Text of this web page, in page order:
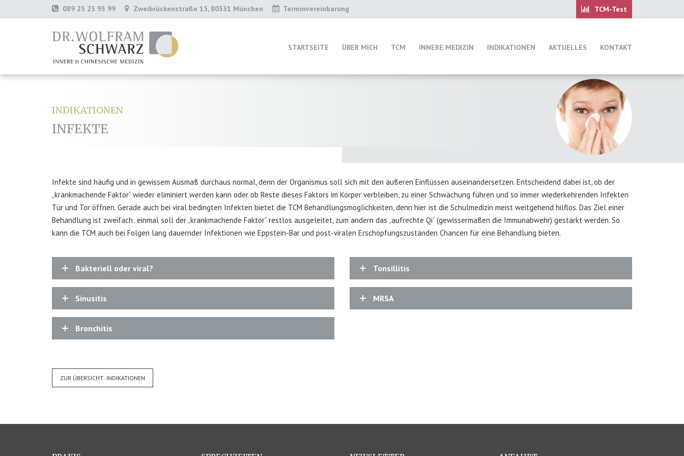
089 23 23 93 99 Zweibrückenstraße 15, 80331 München Terminvereinbarung
STARTSEITE ÜBER MICH TCM INNERE MEDIZIN INDIKATIONEN AKTUELLES KONTAKT
INDIKATIONEN
INFEKTE
Infekte sind häufig und in gewissem Ausmaß durchaus normal, denn der Organismus soll sich mit den äußeren Einflüssen auseinandersetzen. Entscheidend dabei ist, ob der
„krankmachende Faktor“ wieder eliminiert werden kann oder ob Reste dieses Faktors im Körper verbleiben, zu einer Schwächung führen und so immer wiederkehrenden Infekten
Tür und Tor öffnen. Gerade auch bei viral bedingten Infekten bietet die TCM Behandlungsmöglichkeiten, denn hier ist die Schulmedizin meist weitgehend hilflos. Das Ziel einer
Behandlung ist zweifach: einmal soll der „krankmachende Faktor“ restlos ausgeleitet, zum andern das „aufrechte Qi“ (gewissermaßen die Immunabwehr) gestärkt werden. So
kann die TCM auch bei Folgen lang dauernder Infektionen wie Eppstein-Bar und post-viralen Erschöpfungszuständen Chancen für eine Behandlung bieten.
Bakteriell oder viral?
Sinusitis
Bronchitis
Tonsillitis
MRSA
ZUR ÜBERSICHT: INDIKATIONEN